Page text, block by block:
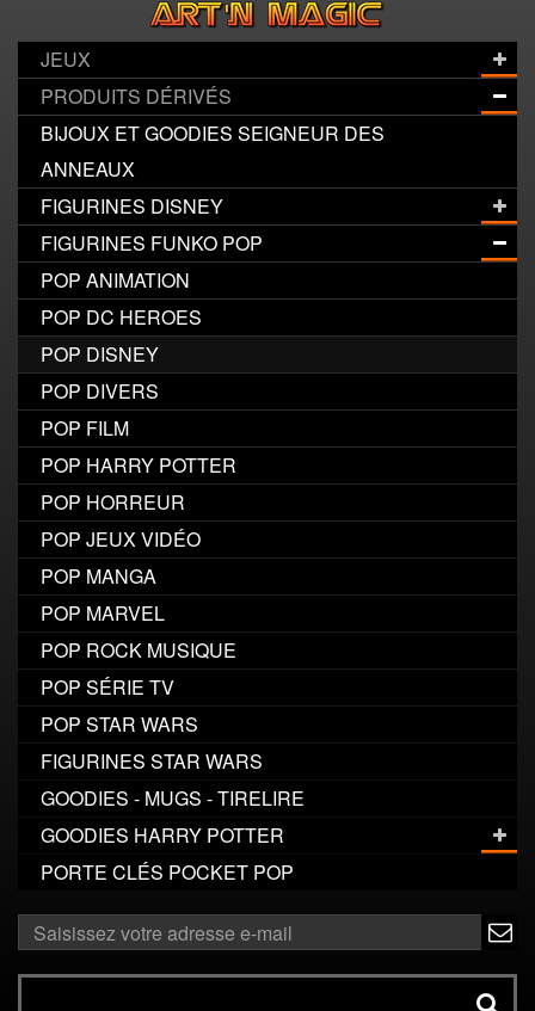
JEUX
PRODUITS DÉRIVÉS
BIJOUX ET GOODIES SEIGNEUR DES
ANNEAUX
FIGURINES DISNEY
FIGURINES FUNKO POP
POP ANIMATION
POP DC HEROES
POP DISNEY
POP DIVERS
POP FILM
POP HARRY POTTER
POP HORREUR
POP JEUX VIDÉO
POP MANGA
POP MARVEL
POP ROCK MUSIQUE
POP SÉRIE TV
POP STAR WARS
FIGURINES STAR WARS
GOODIES - MUGS - TIRELIRE
GOODIES HARRY POTTER
PORTE CLÉS POCKET POP
Rechercher